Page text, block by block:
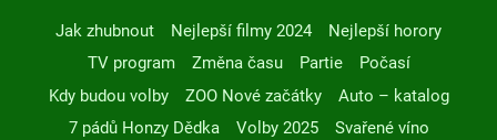
Jak zhubnout Nejlepší filmy 2024
Nejlepší horory
TV program
Změna času Partie
Počasí
Kdy budou volby
ZOO Nové začátky
Auto – katalog
7 pádů Honzy Dědka
Volby 2025
Svařené víno